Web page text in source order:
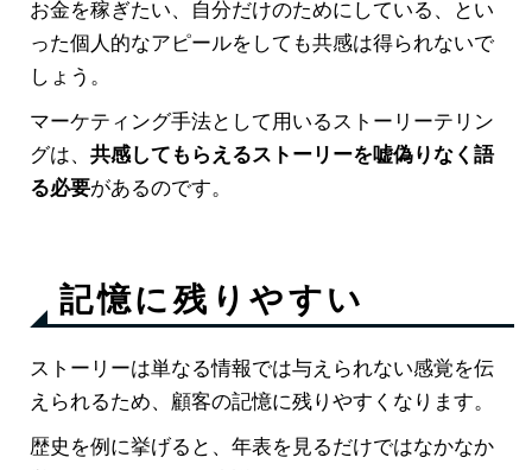
お金を稼ぎたい、自分だけのためにしている、とい
った個人的なアピールをしても共感は得られないで
しょう。
マーケティング手法として用いるストーリーテリン
グは、 共感してもらえるストーリーを嘘偽りなく語
る必要があるのです。
記憶に残りやすい
ストーリーは単なる情報では与えられない感覚を伝
えられるため、顧客の記憶に残りやすくなります。
歴史を例に挙げると、年表を見るだけではなかなか